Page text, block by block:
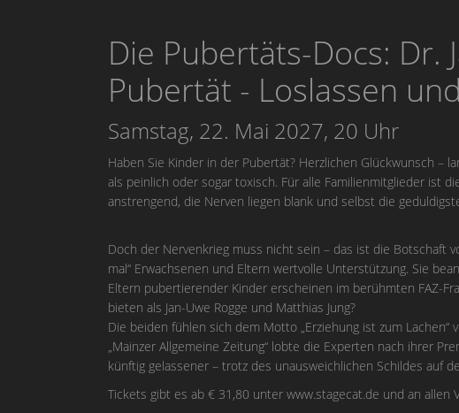
Die Pubertäts-Docs: Dr.
Pubertät - Loslassen
Samstag, 22. Mai 2027, 20 Uhr
Haben Sie Kinder in der Pubertät? Herzlichen Glückwunsch –
als peinlich oder sogar toxisch. Für alle Familienmitglieder ist
anstrengend, die Nerven liegen blank und selbst die
Doch der Nervenkrieg muss nicht sein – das ist die Botschaft
mal“ Erwachsenen und Eltern wertvolle Unterstützung. Sie
Eltern pubertierender Kinder erscheinen im berühmten FAZ-
bieten als Jan-Uwe Rogge und Matthias Jung?
Die beiden fühlen sich dem Motto „Erziehung ist zum
„Mainzer Allgemeine Zeitung“ lobte die Experten nach ihrer
künftig gelassener – trotz des unausweichlichen Schildes auf
Tickets gibt es ab € 31,80 unter www.stagecat.de und an allen